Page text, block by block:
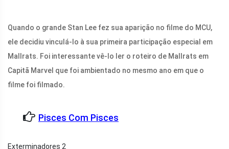
Quando o grande Stan Lee fez sua aparição no filme do MCU,
ele decidiu vinculá-lo à sua primeira participação especial em
Mallrats. Foi interessante vê-lo ler o roteiro de Mallrats em
Capitã Marvel que foi ambientado no mesmo ano em que o
filme foi filmado.
Pisces Com Pisces
Exterminadores 2